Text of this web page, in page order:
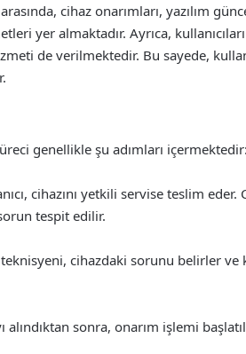
cihaz onarımları, yazılım
yer almaktadır. Ayrıca,
de verilmektedir. Bu sayede,
genellikle şu adımları içermektedir:
cihazını yetkili servise teslim eder.
tespit edilir.
cihazdaki sorunu belirler ve
sonra, onarım işlemi